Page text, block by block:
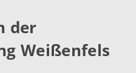
der
Weißenfels